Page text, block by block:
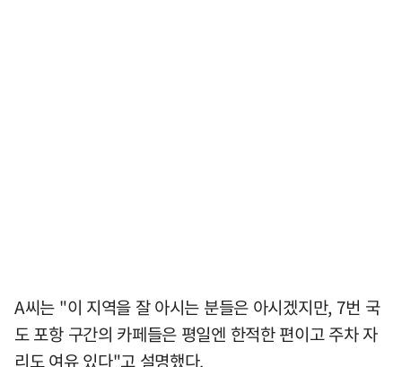
A씨는 "이 지역을 잘 아시는 분들은 아시겠지만, 7번 국
도 포항 구간의 카페들은 평일엔 한적한 편이고 주차 자
리도 여유 있다"고 설명했다.